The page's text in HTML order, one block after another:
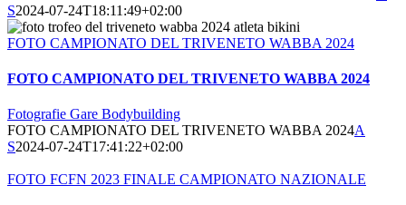
S2024-07-24T18:11:49+02:00
FOTO CAMPIONATO DEL TRIVENETO WABBA 2024
FOTO CAMPIONATO DEL TRIVENETO WABBA 2024
Fotografie Gare Bodybuilding
FOTO CAMPIONATO DEL TRIVENETO WABBA 2024A
S2024-07-24T17:41:22+02:00
FOTO FCFN 2023 FINALE CAMPIONATO NAZIONALE